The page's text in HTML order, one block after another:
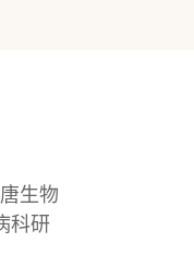
生物
科研